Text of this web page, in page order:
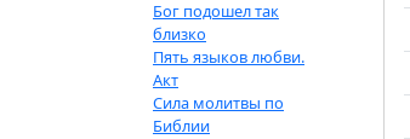
Бог подошел так
близко
Пять языков любви.
Акт
Сила молитвы по
Библии